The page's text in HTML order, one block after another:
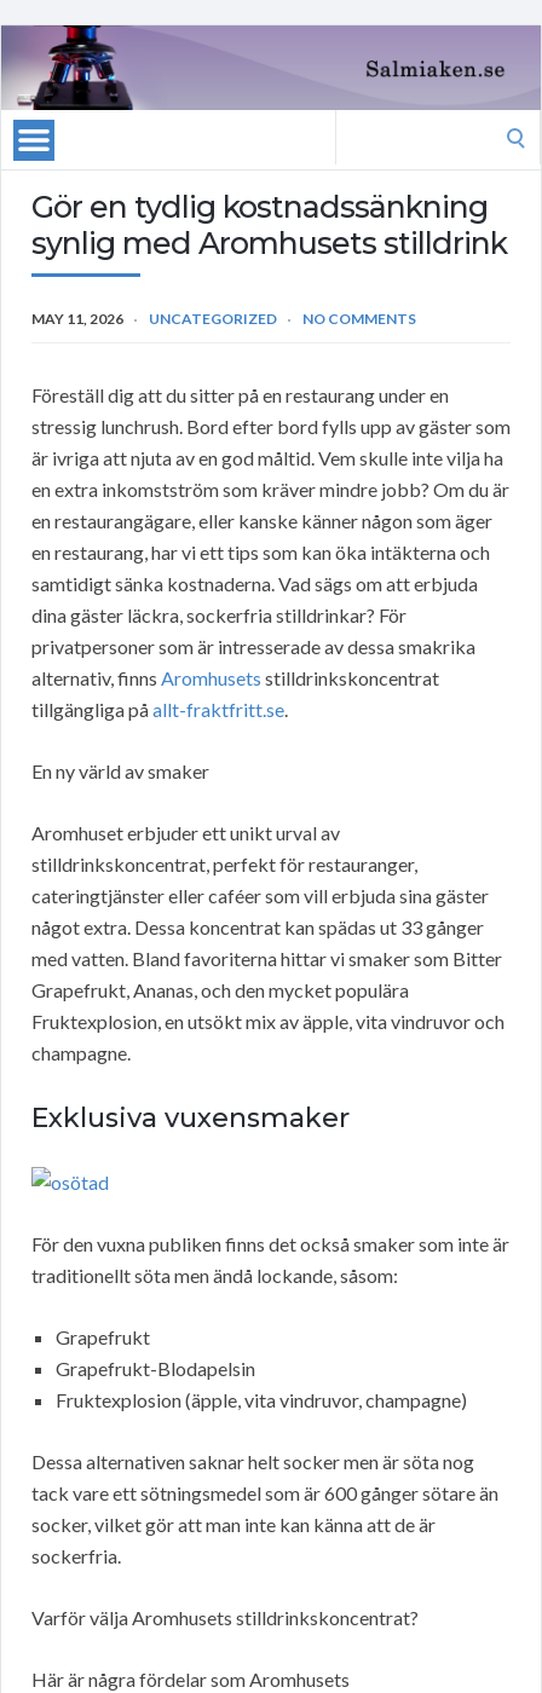
Gör en tydlig kostnadssänkning
synlig med Aromhusets stilldrink
MAY 11, 2026 UNCATEGORIZED NO COMMENTS
Föreställ dig att du sitter på en restaurang under en
stressig lunchrush. Bord efter bord fylls upp av gäster som
är ivriga att njuta av en god måltid. Vem skulle inte vilja ha
en extra inkomstström som kräver mindre jobb? Om du är
en restaurangägare, eller kanske känner någon som äger
en restaurang, har vi ett tips som kan öka intäkterna och
samtidigt sänka kostnaderna. Vad sägs om att erbjuda
dina gäster läckra, sockerfria stilldrinkar? För
privatpersoner som är intresserade av dessa smakrika
alternativ, finns Aromhusets stilldrinkskoncentrat
tillgängliga påallt-fraktfritt.se.
En ny värld av smaker
Aromhuset erbjuder ett unikt urval av
stilldrinkskoncentrat, perfekt för restauranger,
cateringtjänster eller caféer som vill erbjuda sina gäster
något extra. Dessa koncentrat kan spädas ut 33 gånger
med vatten. Bland favoriterna hittar vi smaker som Bitter
Grapefrukt, Ananas, och den mycket populära
Fruktexplosion, en utsökt mix av äpple, vita vindruvor och
champagne.
Exklusiva vuxensmaker
För den vuxna publiken finns det också smaker som inte är
traditionellt söta men ändå lockande, såsom:
Grapefrukt
Grapefrukt-Blodapelsin
Fruktexplosion (äpple, vita vindruvor, champagne)
Dessa alternativen saknar helt socker men är söta nog
tack vare ett sötningsmedel som är 600 gånger sötare än
socker, vilket gör att man inte kan känna att de är
sockerfria.
Varför välja Aromhusets stilldrinkskoncentrat?
Här är några fördelar som Aromhusets